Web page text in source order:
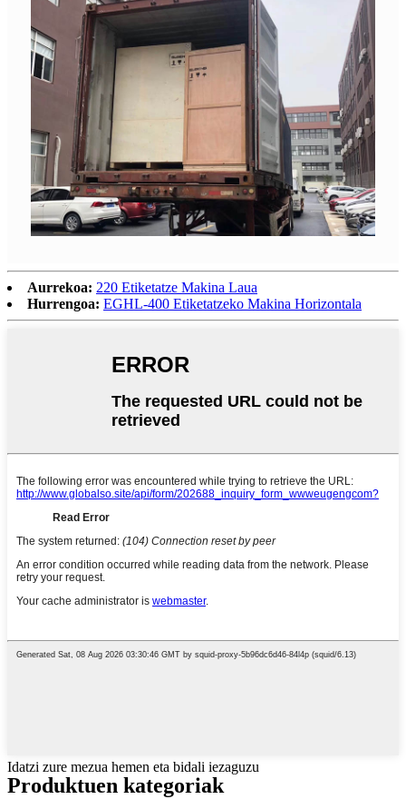
Aurrekoa: 220 Etiketatze Makina Laua
Hurrengoa: EGHL-400 Etiketatzeko Makina Horizontala
Idatzi zure mezua hemen eta bidali iezaguzu
Produktuen kategoriak